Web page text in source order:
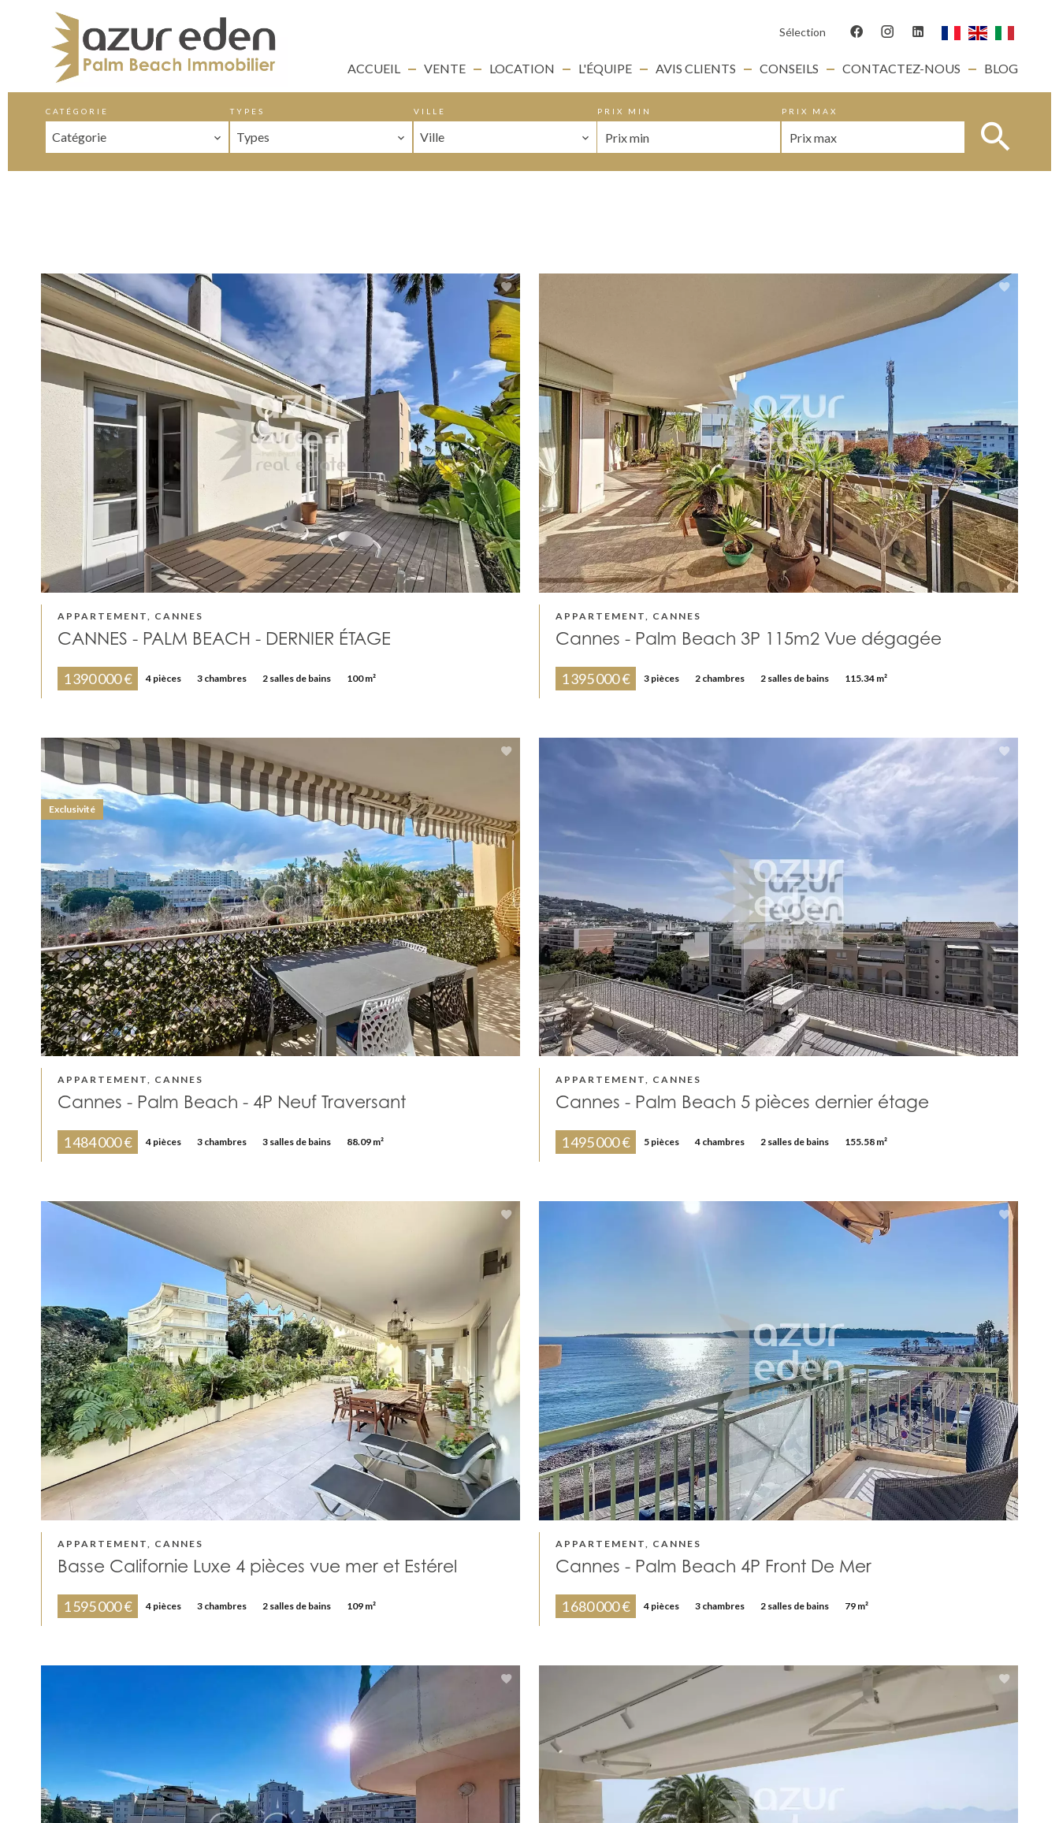
Sélection
ACCUEIL VENTE LOCATION L'ÉQUIPE AVIS CLIENTS CONSEILS CONTACTEZ-NOUS BLOG
CATÉGORIE
Catégorie
TYPES
Types
VILLE
Ville
PRIX MIN PRIX MAX
APPARTEMENT, CANNES
CANNES - PALM BEACH - DERNIER ÉTAGE
1 390 000 € 4 pièces 3 chambres 2 salles de bains 100 m²
APPARTEMENT, CANNES
Cannes - Palm Beach 3P 115m2 Vue dégagée
1 395 000 € 3 pièces 2 chambres 2 salles de bains 115.34 m²
APPARTEMENT, CANNES
Cannes - Palm Beach - 4P Neuf Traversant
1 484 000 € 4 pièces 3 chambres 3 salles de bains 88.09 m²
Exclusivité
APPARTEMENT, CANNES
Cannes - Palm Beach 5 pièces dernier étage
1 495 000 € 5 pièces 4 chambres 2 salles de bains 155.58 m²
APPARTEMENT, CANNES
Basse Californie Luxe 4 pièces vue mer et Estérel
1 595 000 € 4 pièces 3 chambres 2 salles de bains 109 m²
APPARTEMENT, CANNES
Cannes - Palm Beach 4P Front De Mer
1 680 000 € 4 pièces 3 chambres 2 salles de bains 79 m²